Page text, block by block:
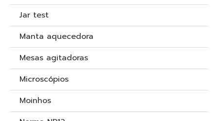
Jar test
Manta aquecedora
Mesas agitadoras
Microscópios
Moinhos